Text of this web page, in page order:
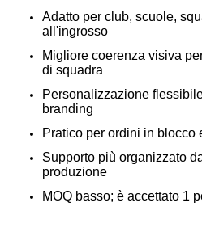
Adatto per club, scuole,
all'ingrosso
Migliore coerenza visiva
di squadra
Personalizzazione
branding
Pratico per ordini in blocco
Supporto più organizzato
produzione
MOQ basso; è accettato 1